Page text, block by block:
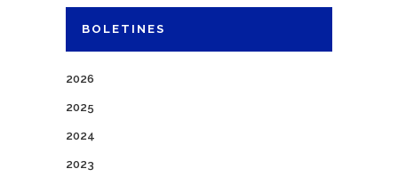
BOLETINES
2026
2025
2024
2023